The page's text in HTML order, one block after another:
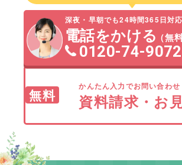
深夜・早朝でも24時間365日対応
電話をかける（無料
0120-74-9072
無料
かんたん入力でお問い合わせ
資料請求・お